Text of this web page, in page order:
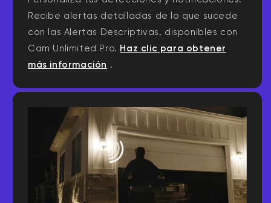
Recibe alertas detalladas de lo que sucede
con las Alertas Descriptivas, disponibles con
Cam Unlimited Pro. Haz clic para obtener
más información .